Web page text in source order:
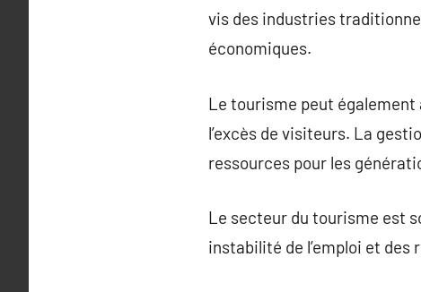
vis des industries
économiques.
Le tourisme peut également
l’excès de visiteurs. La
ressources pour les
Le secteur du tourisme est
instabilité de l’emploi et